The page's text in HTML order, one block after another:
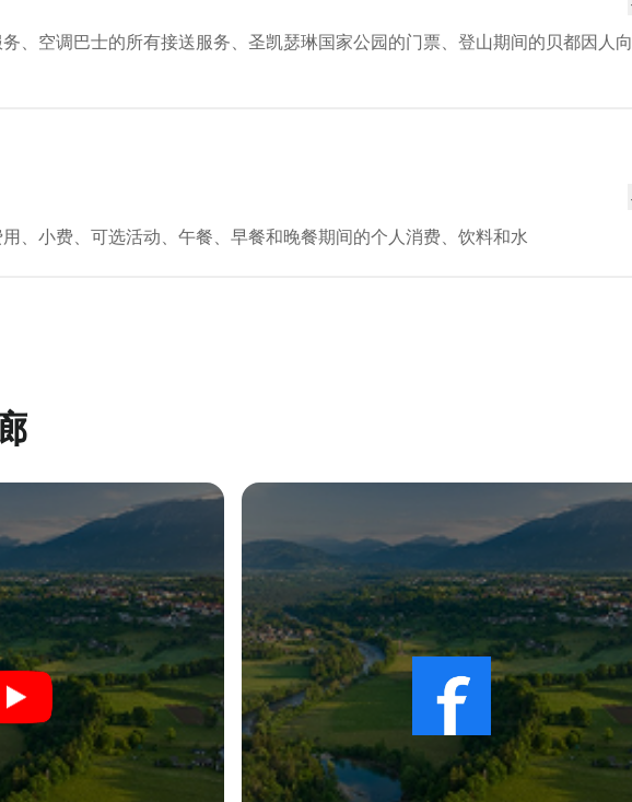
、空调巴士的所有接送服务、圣凯瑟琳国家公园的门票、登山期间的贝都因人向
、小费、可选活动、午餐、早餐和晚餐期间的个人消费、饮料和水